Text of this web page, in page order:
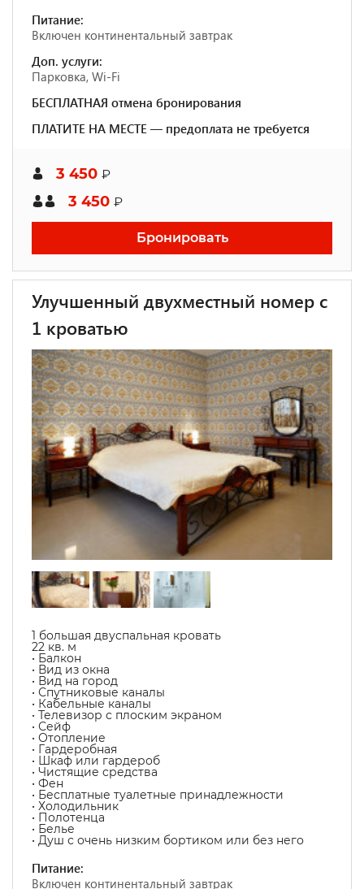
Питание:
Включен континентальный завтрак
Доп. услуги:
Парковка, Wi-Fi
БЕСПЛАТНАЯ отмена бронирования
ПЛАТИТЕ НА МЕСТЕ — предоплата не требуется
3 450 ₽
3 450 ₽
Бронировать
Улучшенный двухместный номер с
1 кроватью
1 большая двуспальная кровать
22 кв. м
• Балкон
• Вид из окна
• Вид на город
• Спутниковые каналы
• Кабельные каналы
• Телевизор с плоским экраном
• Сейф
• Отопление
• Гардеробная
• Шкаф или гардероб
• Чистящие средства
• Фен
• Бесплатные туалетные принадлежности
• Холодильник
• Полотенца
• Белье
• Душ с очень низким бортиком или без него
Питание:
Включен континентальный завтрак